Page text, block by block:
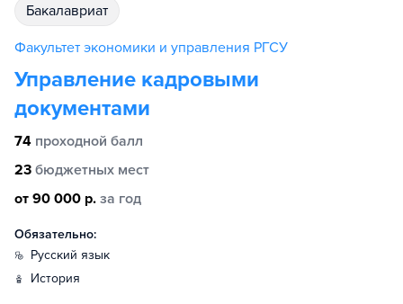
бакалавриат
Факультет экономики и управления РГСУ
Управление кадровыми
документами
74 проходной балл
23 бюджетных мест
от 90 000 р. за год
Обязательно:
русский язык
история